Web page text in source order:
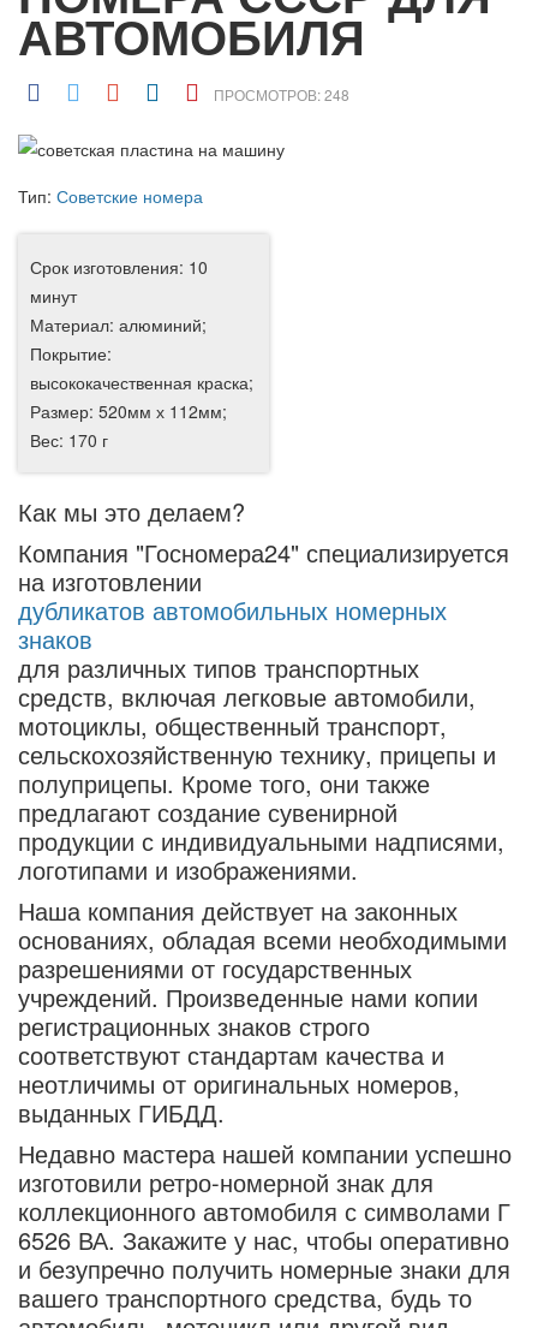
АВТОМОБИЛЯ
ПРОСМОТРОВ: 248
Тип: Советские номера
Срок изготовления: 10
минут
Материал: алюминий;
Покрытие:
высококачественная краска;
Размер: 520мм х 112мм;
Вес: 170 г
Как мы это делаем?
Компания "Госномера24" специализируется
на изготовлении
дубликатов автомобильных номерных
знаков
для различных типов транспортных
средств, включая легковые автомобили,
мотоциклы, общественный транспорт,
сельскохозяйственную технику, прицепы и
полуприцепы. Кроме того, они также
предлагают создание сувенирной
продукции с индивидуальными надписями,
логотипами и изображениями.
Наша компания действует на законных
основаниях, обладая всеми необходимыми
разрешениями от государственных
учреждений. Произведенные нами копии
регистрационных знаков строго
соответствуют стандартам качества и
неотличимы от оригинальных номеров,
выданных ГИБДД.
Недавно мастера нашей компании успешно
изготовили ретро-номерной знак для
коллекционного автомобиля с символами Г
6526 ВА. Закажите у нас, чтобы оперативно
и безупречно получить номерные знаки для
вашего транспортного средства, будь то